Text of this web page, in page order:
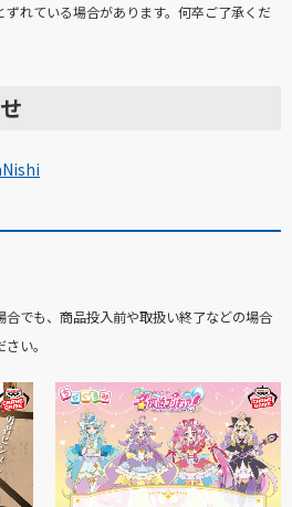
れている場合があります。何卒ご了承くだ
でも、商品投入前や取扱い終了などの場合
い。